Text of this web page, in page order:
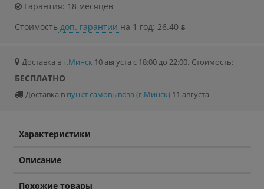
Гарантия: 18 месяцев
Стоимость доп. гарантии на 1 год: 26.40 ƃ
Доставка в г.Минск 10 августа с 18:00 до 22:00. Стоимость:
БЕСПЛАТНО
Доставка в пункт самовывоза (г.Минск) 11 августа
Характеристики
Описание
Похожие товары